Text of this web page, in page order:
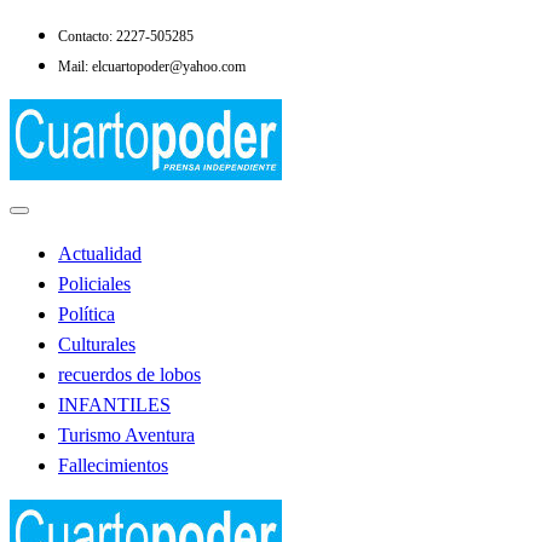
Saltar
Contacto: 2227-505285
Mail: elcuartopoder@yahoo.com
El Cuarto Poder
Actualidad
Policiales
Política
Culturales
recuerdos de lobos
INFANTILES
Turismo Aventura
Fallecimientos